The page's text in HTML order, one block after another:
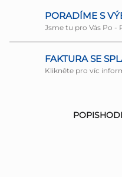
PORADÍME S
Jsme tu pro Vás Po -
FAKTURA SE
Klikněte pro víc
POPIS